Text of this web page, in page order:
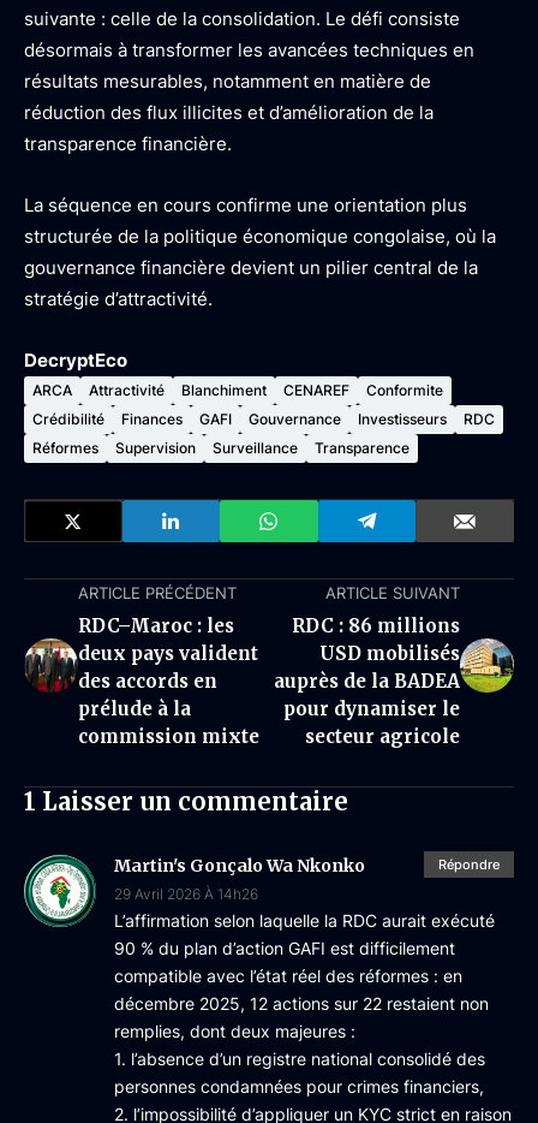
suivante : celle de la consolidation. Le défi consiste
désormais à transformer les avancées techniques en
résultats mesurables, notamment en matière de
réduction des flux illicites et d’amélioration de la
transparence financière.
La séquence en cours confirme une orientation plus
structurée de la politique économique congolaise, où la
gouvernance financière devient un pilier central de la
stratégie d’attractivité.
DecryptEco
ARCA Attractivité Blanchiment CENAREF
Conformite
Crédibilité
Finances GAFI Gouvernance Investisseurs
RDC
Réformes
Supervision Surveillance Transparence
ARTICLE PRÉCÉDENT
RDC–Maroc : les
deux pays valident
des accords en
prélude à la
commission mixte
ARTICLE SUIVANT
RDC : 86 millions
USD mobilisés
auprès de la BADEA
pour dynamiser le
secteur agricole
1 Laisser un commentaire
Martin's Gonçalo Wa Nkonko
29 Avril 2026 À 14h26
L’affirmation selon laquelle la RDC aurait exécuté
90 % du plan d’action GAFI est difficilement
compatible avec l’état réel des réformes : en
décembre 2025, 12 actions sur 22 restaient non
remplies, dont deux majeures :
1. l’absence d’un registre national consolidé des
personnes condamnées pour crimes financiers,
2. l’impossibilité d’appliquer un KYC strict en raison
Répondre